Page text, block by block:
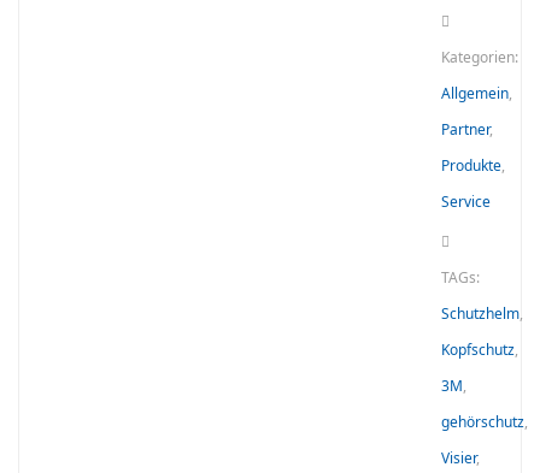
Kategorien:
Allgemein,
Partner,
Produkte,
Service
TAGs:
Schutzhelm,
Kopfschutz,
3M,
gehörschutz,
Visier,